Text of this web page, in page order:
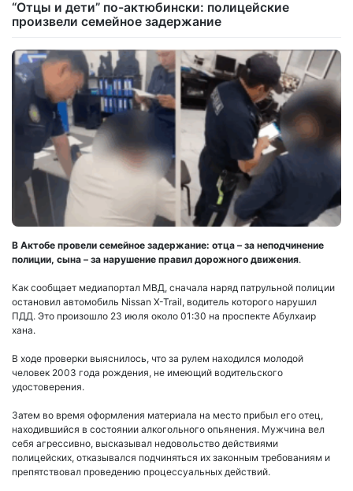
“Отцы и дети” по-актюбински: полицейские
произвели семейное задержание
В Актобе провели семейное задержание: отца – за неподчинение
полиции, сына – за нарушение правил дорожного движения.
Как сообщает медиапортал МВД, сначала наряд патрульной полиции
остановил автомобиль Nissan X-Trail, водитель которого нарушил
ПДД. Это произошло 23 июля около 01:30 на проспекте Абулхаир
хана.
В ходе проверки выяснилось, что за рулем находился молодой
человек 2003 года рождения, не имеющий водительского
удостоверения.
Затем во время оформления материала на место прибыл его отец,
находившийся в состоянии алкогольного опьянения. Мужчина вел
себя агрессивно, высказывал недовольство действиями
полицейских, отказывался подчиняться их законным требованиям и
препятствовал проведению процессуальных действий.